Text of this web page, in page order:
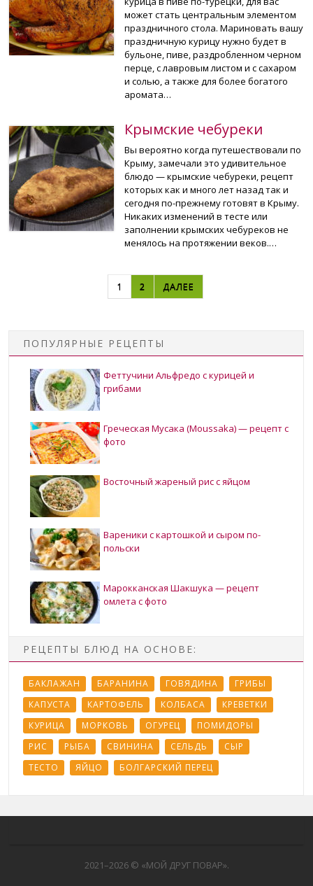
может стать центральным элементом
праздничного стола. Мариновать вашу
праздничную курицу нужно будет в
бульоне, пиве, раздробленном черном
перце, с лавровым листом и с сахаром
и солью, а также для более богатого
аромата…
Крымские чебуреки
Вы вероятно когда путешествовали по
Крыму, замечали это удивительное
блюдо — крымские чебуреки, рецепт
которых как и много лет назад так и
сегодня по-прежнему готовят в Крыму.
Никаких изменений в тесте или
заполнении крымских чебуреков не
менялось на протяжении веков.…
НАВИГАЦИЯ ПО ЗАПИСЯМ
1 2 ДАЛЕЕ
ПОПУЛЯРНЫЕ РЕЦЕПТЫ
Феттучини Альфредо с курицей и
грибами
Греческая Мусака (Moussaka) — рецепт с
фото
Восточный жареный рис с яйцом
Вареники с картошкой и сыром по-
польски
Марокканская Шакшука — рецепт
омлета с фото
РЕЦЕПТЫ БЛЮД НА ОСНОВЕ:
БАКЛАЖАН БАРАНИНА ГОВЯДИНА
ГРИБЫ
КАПУСТА
КАРТОФЕЛЬ КОЛБАСА
КРЕВЕТКИ
КУРИЦА
МОРКОВЬ ОГУРЕЦ
ПОМИДОРЫ
РИС
РЫБА СВИНИНА СЕЛЬДЬ
СЫР
ТЕСТО
ЯЙЦО БОЛГАРСКИЙ ПЕРЕЦ
2021–2026 © «МОЙ ДРУГ ПОВАР».